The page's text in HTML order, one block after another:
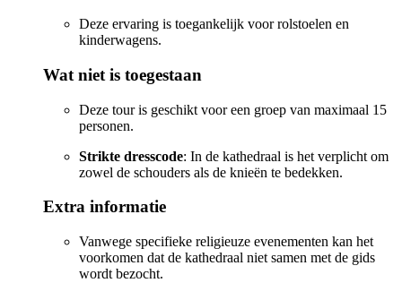
Deze ervaring is toegankelijk voor rolstoelen en
kinderwagens.
Wat niet is toegestaan
Deze tour is geschikt voor een groep van maximaal 15
personen.
Strikte dresscode: In de kathedraal is het verplicht om
zowel de schouders als de knieën te bedekken.
Extra informatie
Vanwege specifieke religieuze evenementen kan het
voorkomen dat de kathedraal niet samen met de gids
wordt bezocht.